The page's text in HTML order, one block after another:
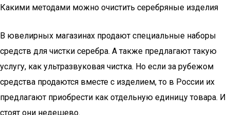
Какими методами можно очистить серебряные изделия
В ювелирных магазинах продают специальные наборы
средств для чистки серебра. А также предлагают такую
услугу, как ультразвуковая чистка. Но если за рубежом
средства продаются вместе с изделием, то в России их
предлагают приобрести как отдельную единицу товара. И
стоят они недешево.